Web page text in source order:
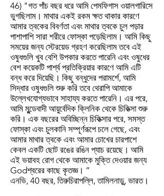
46) "গত পাঁচ বছর ধরে আমি পেমফিগাস ওয়ালগারিসে
ভুগছিলাম। মাথার একই রকম ক্ষত থাকার কারণে
আমার ত্বকের বিবর্ণতা এবং মাথার ত্বকে চুল পড়ার
পাশাপাশি সারা শরীরে ফোস্কা পড়েছিলাম। আমি কিছু
সময়ের জন্য স্টেরয়েড গ্রহণ করেছিলাম তবে এই
ওষুধগুলি খুব বেশি উপকার করতে পারেনি এবং ওষুধের
বেশ কয়েকটি পার্শ্ব প্রতিক্রিয়ার কারণে আমি এটি
বন্ধ করে দিয়েছি। কিছু বন্ধুদের পরামর্শে, আমি
সিদ্ধার ওষুধগুলি শুরু করি তবে থেরাপি আমাকে
উল্লেখযোগ্যভাবে সাহায্য করতে পারেনি। এর পরে,
আমি মুন্ডেবাদী আয়ুর্বেদিক ক্লিনিক থেকে চিকিত্সা শুরু
করি। এক বছরের অবিচ্ছিন্ন চিকিত্সার পরে, সমস্ত
ফোস্কা এবং চুলকানি সম্পূর্ণরূপে চলে গেছে, এবং
আমার মাথার ত্বকে এবং আমার চোখের চারপাশে
কেবল একটি ছোট রঙের রঙিন প্যাচ রয়েছে। আমি
এই ভয়াবহ রোগ থেকে আমাকে মুক্তি দেওয়ার জন্য
Godশ্বরের কাছে কৃতজ্ঞ। ”
এনভি, 40 বছর, তিরুচিরাপল্লি, তামিলনাড়ু, ভারত।